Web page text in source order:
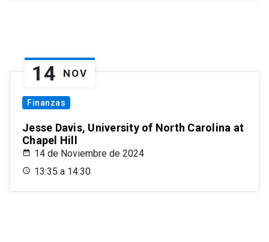
14 NOV
Finanzas
Jesse Davis, University of North Carolina at
Chapel Hill
14 de Noviembre de 2024
13:35 a 14:30